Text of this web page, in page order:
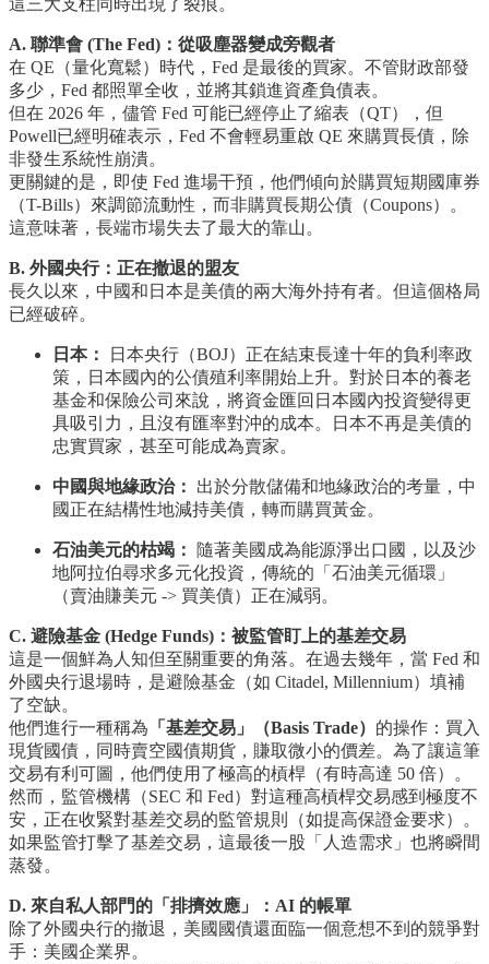
這三大支柱同時出現了裂痕。
A. 聯準會 (The Fed)：從吸塵器變成旁觀者
在 QE（量化寬鬆）時代，Fed 是最後的買家。不管財政部發
多少，Fed 都照單全收，並將其鎖進資產負債表。
但在 2026 年，儘管 Fed 可能已經停止了縮表（QT），但
Powell已經明確表示，Fed 不會輕易重啟 QE 來購買長債，除
非發生系統性崩潰。
更關鍵的是，即使 Fed 進場干預，他們傾向於購買短期國庫券
（T-Bills）來調節流動性，而非購買長期公債（Coupons）。
這意味著，長端市場失去了最大的靠山。
B. 外國央行：正在撤退的盟友
長久以來，中國和日本是美債的兩大海外持有者。但這個格局
已經破碎。
日本：
日本央行（BOJ）正在結束長達十年的負利率政
策，日本國內的公債殖利率開始上升。對於日本的養老
基金和保險公司來說，將資金匯回日本國內投資變得更
具吸引力，且沒有匯率對沖的成本。日本不再是美債的
忠實買家，甚至可能成為賣家。
中國與地緣政治：
出於分散儲備和地緣政治的考量，中
國正在結構性地減持美債，轉而購買黃金。
石油美元的枯竭：
隨著美國成為能源淨出口國，以及沙
地阿拉伯尋求多元化投資，傳統的「石油美元循環」
（賣油賺美元 -> 買美債）正在減弱。
C. 避險基金 (Hedge Funds)：被監管盯上的基差交易
這是一個鮮為人知但至關重要的角落。在過去幾年，當 Fed 和
外國央行退場時，是避險基金（如 Citadel, Millennium）填補
了空缺。
他們進行一種稱為 「基差交易」（Basis Trade） 的操作：買入
現貨國債，同時賣空國債期貨，賺取微小的價差。為了讓這筆
交易有利可圖，他們使用了極高的槓桿（有時高達 50 倍）。
然而，監管機構（SEC 和 Fed）對這種高槓桿交易感到極度不
安，正在收緊對基差交易的監管規則（如提高保證金要求）。
如果監管打擊了基差交易，這最後一股「人造需求」也將瞬間
蒸發。
D. 來自私人部門的「排擠效應」：AI 的帳單
除了外國央行的撤退，美國國債還面臨一個意想不到的競爭對
手：美國企業界。